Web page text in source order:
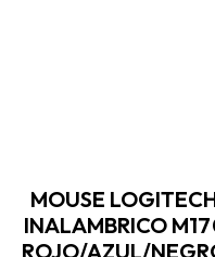
MOUSE
INALAMBRICO
ROJO/AZUL/